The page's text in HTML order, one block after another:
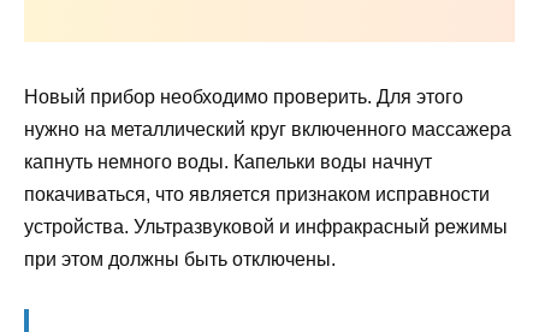
Новый прибор необходимо проверить. Для этого
нужно на металлический круг включенного массажера
капнуть немного воды. Капельки воды начнут
покачиваться, что является признаком исправности
устройства. Ультразвуковой и инфракрасный режимы
при этом должны быть отключены.